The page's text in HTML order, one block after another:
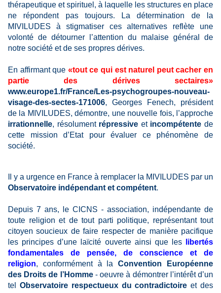
thérapeutique et spirituel, à laquelle les structures en place
ne répondent pas toujours. La détermination de la
MIVILUDES à stigmatiser ces alternatives reflète une
volonté de détourner l’attention du malaise général de
notre société et de ses propres dérives.
En affirmant que «tout ce qui est naturel peut cacher en
partie des dérives
sectaires»
www.europe1.fr/France/Les-psychogroupes-nouveau-
visage-des-sectes-171006, Georges Fenech, président
de la MIVILUDES, démontre, une nouvelle fois, l’approche
irrationnelle, résolument répressive et incompétente de
cette mission d’Etat pour évaluer ce phénomène de
société.
Il y a urgence en France à remplacer la MIVILUDES par un
Observatoire indépendant et compétent.
Depuis 7 ans, le CICNS - association, indépendante de
toute religion et de tout parti politique, représentant tout
citoyen soucieux de faire respecter de manière pacifique
les principes d’une laïcité ouverte ainsi que les
libertés
fondamentales de pensée, de conscience et de
religion, conformément à laConvention Européenne
des Droits de l’Homme- oeuvre à démontrer l’intérêt d’un
tel Observatoire respectueux du contradictoire et des